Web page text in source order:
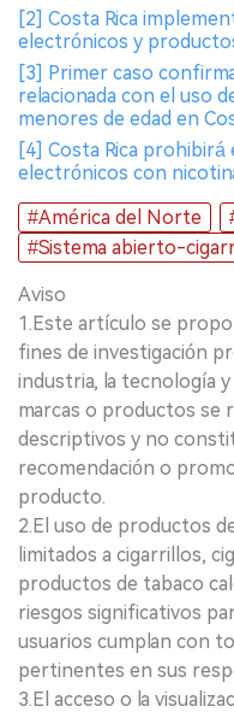
[2] Costa Rica
electrónicos y
[3] Primer caso
relacionada con el uso
menores de edad en
[4] Costa Rica
electrónicos con
#América del Norte
#Sistema abierto-
Aviso
1.Este artículo se
fines de investigación
industria, la tecnología
marcas o productos se
descriptivos y no
recomendación o
producto.
2.El uso de productos
limitados a cigarrillos,
productos de tabaco
riesgos significativos
usuarios cumplan con
pertinentes en sus
3.El acceso o la